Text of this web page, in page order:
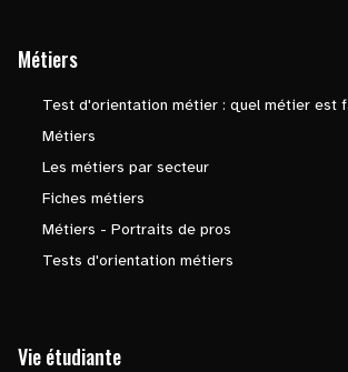
Métiers
Test d'orientation métier : quel métier est
Métiers
Les métiers par secteur
Fiches métiers
Métiers - Portraits de pros
Tests d'orientation métiers
Vie étudiante